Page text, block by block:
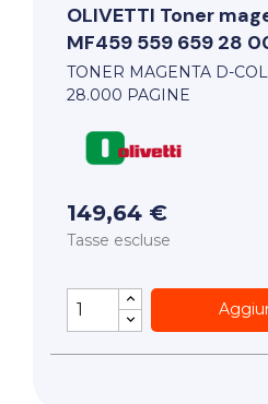
OLIVETTI Toner
MF459 559 659 28
TONER MAGENTA D-
28.000 PAGINE
149,64 €
Tasse escluse